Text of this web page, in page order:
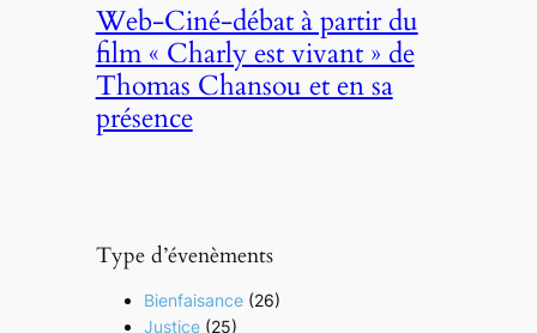
Web-Ciné-débat à partir du
film « Charly est vivant » de
Thomas Chansou et en sa
présence
Type d’évenèments
Bienfaisance(26)
Justice(25)